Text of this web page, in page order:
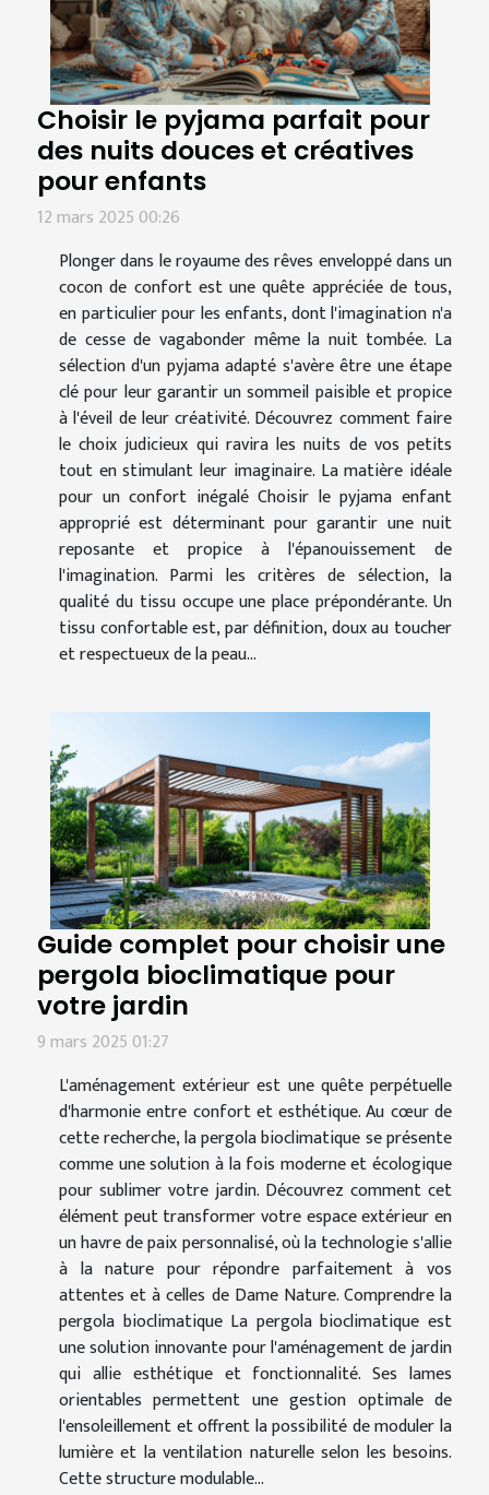
Choisir le pyjama parfait pour
des nuits douces et créatives
pour enfants
12 mars 2025 00:26
Plonger dans le royaume des rêves enveloppé dans un
cocon de confort est une quête appréciée de tous,
en particulier pour les enfants, dont l'imagination n'a
de cesse de vagabonder même la nuit tombée. La
sélection d'un pyjama adapté s'avère être une étape
clé pour leur garantir un sommeil paisible et propice
à l'éveil de leur créativité. Découvrez comment faire
le choix judicieux qui ravira les nuits de vos petits
tout en stimulant leur imaginaire. La matière idéale
pour un confort inégalé Choisir le pyjama enfant
approprié est déterminant pour garantir une nuit
reposante et propice à l'épanouissement de
l'imagination. Parmi les critères de sélection, la
qualité du tissu occupe une place prépondérante. Un
tissu confortable est, par définition, doux au toucher
et respectueux de la peau...
Guide complet pour choisir une
pergola bioclimatique pour
votre jardin
9 mars 2025 01:27
L'aménagement extérieur est une quête perpétuelle
d'harmonie entre confort et esthétique. Au cœur de
cette recherche, la pergola bioclimatique se présente
comme une solution à la fois moderne et écologique
pour sublimer votre jardin. Découvrez comment cet
élément peut transformer votre espace extérieur en
un havre de paix personnalisé, où la technologie s'allie
à la nature pour répondre parfaitement à vos
attentes et à celles de Dame Nature. Comprendre la
pergola bioclimatique La pergola bioclimatique est
une solution innovante pour l'aménagement de jardin
qui allie esthétique et fonctionnalité. Ses lames
orientables permettent une gestion optimale de
l'ensoleillement et offrent la possibilité de moduler la
lumière et la ventilation naturelle selon les besoins.
Cette structure modulable...